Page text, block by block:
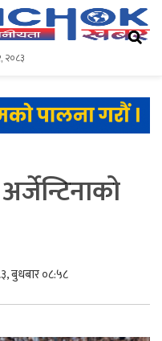
,२०८३
, २०८३
बुधबार ०८:५८